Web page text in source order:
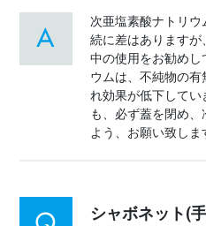
次亜塩素酸ナトリ
続に差はありますが
中の使用をお勧めし
ウムは、不純物の有
れ効果が低下してい
も、必ず蓋を閉め
よう、お願い致しま
シャボネット(